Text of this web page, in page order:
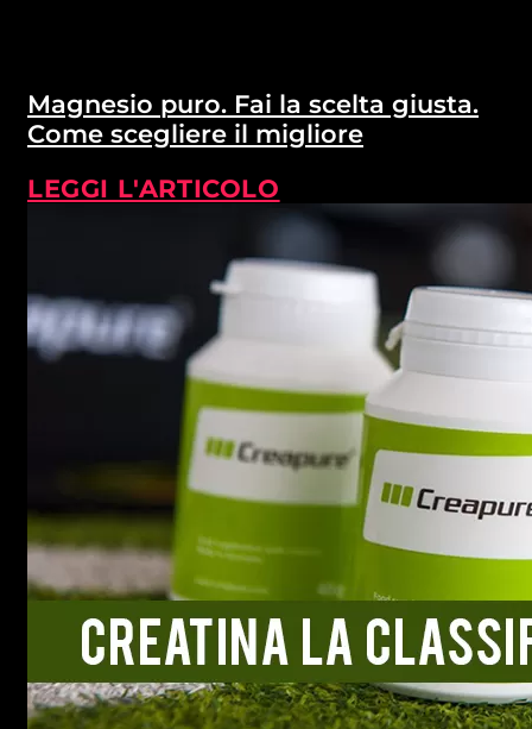
Magnesio puro. Fai la scelta giusta.
Come scegliere il migliore
LEGGI L'ARTICOLO